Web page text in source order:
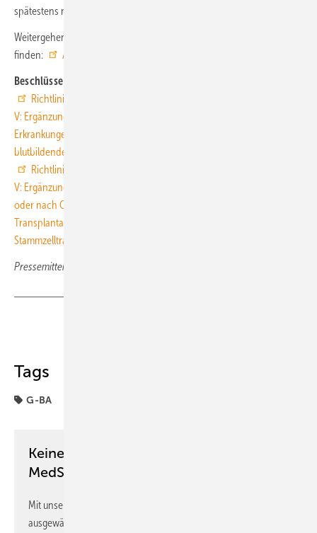
spätestens nach drei Jahren.
Weitergehende Informationen sind auf der Website des G-BA zu
finden:
Ambulante spezialfachärztliche Versorgung
Beschlüsse zu dieser Pressemitteilung
Richtlinie ambulante spezialfachärztliche Versorgung § 116b SGB
V: Ergänzung der Anlage 1.1 – Buchstabe a onkologische
Erkrankungen Tumorgruppe 10: Tumoren des lymphatischen,
blutbildenden Gewebes und schwere Erkrankungen der Blutbildung
Richtlinie ambulante spezialfachärztliche Versorgung § 116b SGB
V: Ergänzung der Anlage 2 Buchstabe n Versorgung von Patienten vor
oder nach Organtransplantation und von lebenden Spendern –
Transplantationsgruppe 1: Behandlung nach allogener
Stammzelltransplantation
Pressemitteilung G-BA, Gemeinsamer Bundesausschuss
Tags
G-BA
Keine Zeit? Kein Problem mit dem
MedSach Newsletter!
Mit unserem Newsletter erhalten Sie regelmäßig von uns
ausgewählte Informationen und Neuigkeiten, gebündelt und